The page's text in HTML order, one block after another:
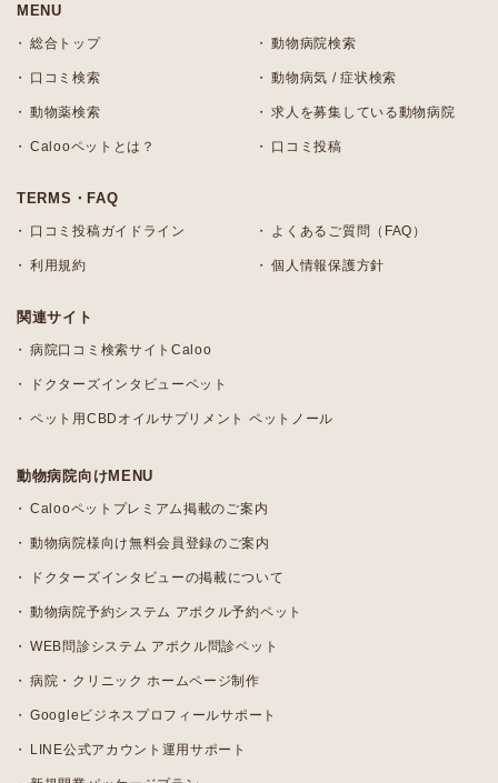
MENU
総合トップ 動物病院検索
口コミ検索 動物病気 / 症状検索
動物薬検索 求人を募集している動物病院
Calooペットとは？ 口コミ投稿
TERMS・FAQ
口コミ投稿ガイドライン よくあるご質問（FAQ）
利用規約 個人情報保護方針
関連サイト
病院口コミ検索サイトCaloo
ドクターズインタビューペット
ペット用CBDオイルサプリメント ペットノール
動物病院向けMENU
Calooペットプレミアム掲載のご案内
動物病院様向け無料会員登録のご案内
ドクターズインタビューの掲載について
動物病院予約システム アポクル予約ペット
WEB問診システム アポクル問診ペット
病院・クリニック ホームページ制作
Googleビジネスプロフィールサポート
LINE公式アカウント運用サポート